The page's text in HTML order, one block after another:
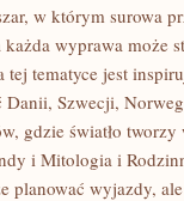
w którym surowa
każda wyprawa może
tej tematyce jest
Danii, Szwecji,
gdzie światło
i Mitologia i
planować wyjazdy,